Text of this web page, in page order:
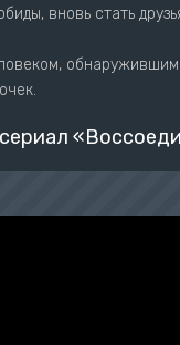
вновь стать